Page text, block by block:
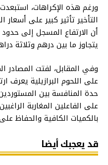
ورغم هذه الإكراهات،
التأخير تأثير كبير على
أن الارتفاع المسجل إلى
يتجاوز ما بين درهم وثلاثة
وفي المقابل، لفتت المصادر
على اللحوم البرازيلية يعرف
حدة المنافسة بين
على الفاعلين المغاربة
بالكميات الكافية والحفاظ
قد يعجبك أيضا